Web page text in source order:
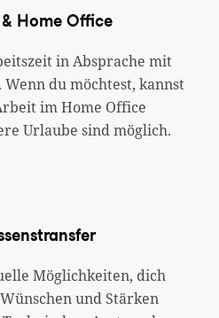
Home Office
in Absprache mit
du möchtest, kannst
im Home Office
Urlaube sind möglich.
Möglichkeiten, dich
und Stärken